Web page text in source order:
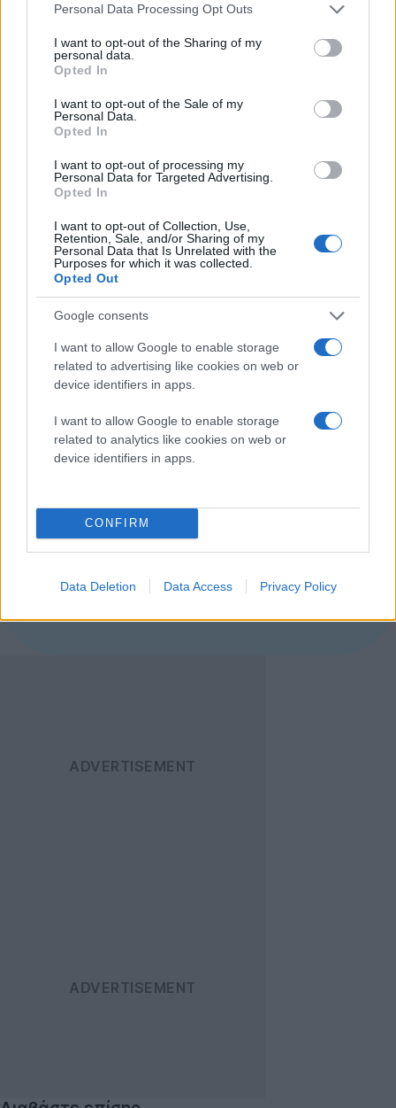
Please note that this website/app uses one or more Google
not limited to your visit or usage behaviour. You may click to
grant or deny consent to Google and its third-party tags to
use your data for below specified purposes in below Google
consent section.
Personal Data Processing Opt Outs
I want to opt-out of the Sharing of my
personal data.
Opted In
I want to opt-out of the Sale of my
Personal Data.
Opted In
I want to opt-out of processing my
Personal Data for Targeted Advertising.
Opted In
I want to opt-out of Collection, Use,
Retention, Sale, and/or Sharing of my
Personal Data that Is Unrelated with the
Purposes for which it was collected.
Opted Out
Google consents
I want to allow Google to enable storage
related to advertising like cookies on web or
device identifiers in apps.
I want to allow Google to enable storage
related to analytics like cookies on web or
device identifiers in apps.
CONFIRM
Data Deletion Data Access Privacy Policy
Σε αυτά προσθέστε 3.95 εκατ. Mac (αύξηση 14%) και
7.54 εκατ.iPod
τα $7.31 δισ. αποτελούν το κέρδος για την Apple!
Ο Steve Jobs δήλωσε:
"Είμαστε ενθουσιασμένοι για το κορυφαίο
τρίμηνο στην ιστορία της εταιρίας, με
αύξηση 82% στον τζίρο και 125% στο
κέρδος. Τώρα στρέφουμε την προσοχή
μας στο iOS 5 και στην υπηρεσία
για να τις φέρουμε σε όλο τον κόσμο το
φθινόπωρο"
TheStreet]
Ακολουθήστε το
Techgear.gr στο Google
ενημερώνεστε άμεσα